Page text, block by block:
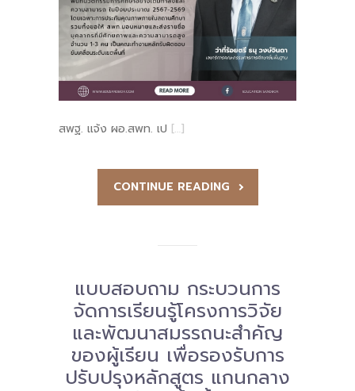
หมายฯ
-- รายงานคณะผู้ประเมินอิสระ
---- รอบประเมิน (พ.ศ. 2562-2564)
---- ปีการศึกษา 2567
เกี่ยวกับเรา
-- รู้จัก พื้นที่นวัตกรรมการศึกษา
-- คณะกรรมการนโยบายพื้นที่นวัตกรรมการศึกษา
สพฐ. แจ้ง ผอ.สพท. เป […]
CONTINUE READING
แบบสอบถาม กระบวนการ
จัดการเรียนรู้โครงการวิจัย
และพัฒนาสมรรถนะสำคัญ
ของผู้เรียน เพื่อรองรับการ
ปรับปรุงหลักสูตร แกนกลาง